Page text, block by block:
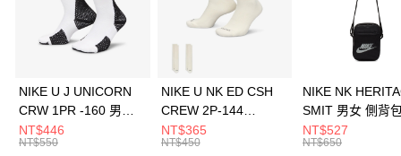
合作金庫商業銀行
第一商業銀行
華南商業銀行
彰化商業銀行
上海商業儲蓄銀行
元大商業銀行
Apple Pay
全盈+PAY
AFTEE先享後付
NIKE U J UNICORN
CRW 1PR -160 男女
中統襪 FZ3393100
NT$446
NT$550
NIKE U NK ED CSH
CREW 2P-144
EMBRDY 男女 短統襪
FZ3073133
NT$365
NT$450
NIKE NK
SMIT 男女 側背
BA5871010
NT$527
NT$650